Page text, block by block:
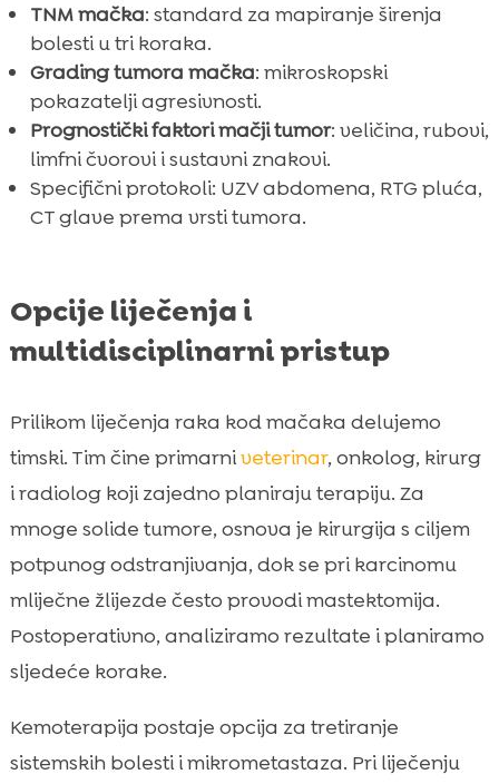
TNM mačka: standard za mapiranje širenja
bolesti u tri koraka.
Grading tumora mačka: mikroskopski
pokazatelji agresivnosti.
Prognostički faktori mačji tumor: veličina, rubovi,
limfni čvorovi i sustavni znakovi.
Specifični protokoli: UZV abdomena, RTG pluća,
CT glave prema vrsti tumora.
Opcije liječenja i
multidisciplinarni pristup
Prilikom liječenja raka kod mačaka delujemo
timski. Tim čine primarniveterinar, onkolog, kirurg
i radiolog koji zajedno planiraju terapiju. Za
mnoge solide tumore, osnova je kirurgija s ciljem
potpunog odstranjivanja, dok se pri karcinomu
mliječne žlijezde često provodi mastektomija.
Postoperativno, analiziramo rezultate i planiramo
sljedeće korake.
Kemoterapija postaje opcija za tretiranje
sistemskih bolesti i mikrometastaza. Pri liječenju